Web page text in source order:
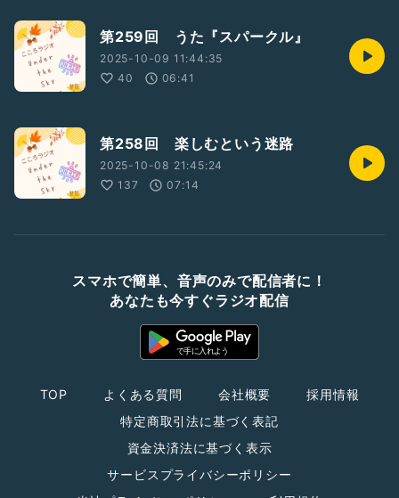
第259回 うた『スパークル』
2025-10-09 11:44:35
40
06:41
第258回 楽しむという迷路
2025-10-08 21:45:24
137
07:14
スマホで簡単、音声のみで配信者に！
あなたも今すぐラジオ配信
TOP よくある質問 会社概要
採用情報
特定商取引法に基づく表記
資金決済法に基づく表示
サービスプライバシーポリシー